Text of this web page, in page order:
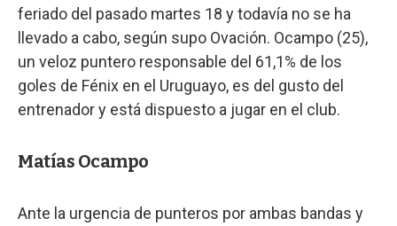
feriado del pasado martes 18 y todavía no se ha
llevado a cabo, según supo Ovación. Ocampo (25),
un veloz puntero responsable del 61,1% de los
goles de Fénix en el Uruguayo, es del gusto del
entrenador y está dispuesto a jugar en el club.
Matías Ocampo
Ante la urgencia de punteros por ambas bandas y